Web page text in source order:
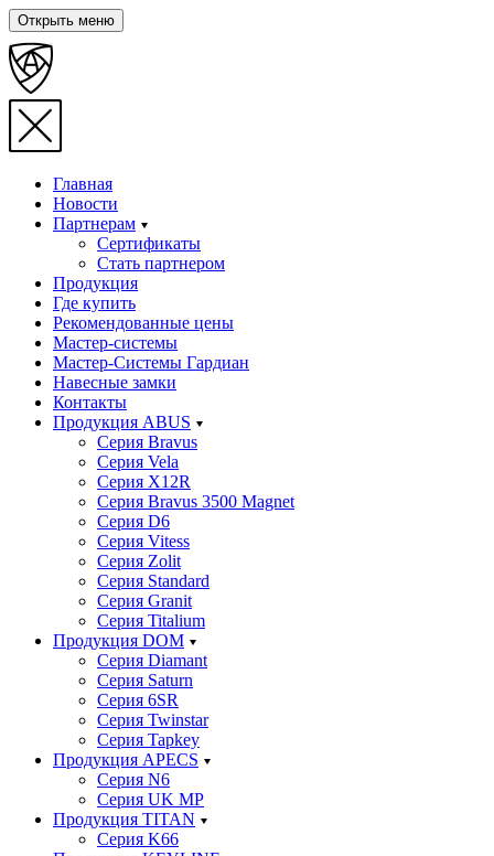
Открыть меню
Главная
Новости
Партнерам
Сертификаты
Стать партнером
Продукция
Где купить
Рекомендованные цены
Мастер-системы
Мастер-Системы Гардиан
Навесные замки
Контакты
Продукция ABUS
Серия Bravus
Серия Vela
Серия X12R
Серия Bravus 3500 Magnet
Серия D6
Серия Vitess
Серия Zolit
Серия Standard
Серия Granit
Серия Titalium
Продукция DOM
Серия Diamant
Серия Saturn
Серия 6SR
Серия Twinstar
Серия Tapkey
Продукция APECS
Серия N6
Серия UK MP
Продукция TITAN
Серия K66